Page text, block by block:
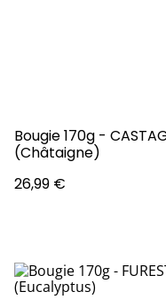
Bougie 170g -
(Châtaigne)
26,99 €